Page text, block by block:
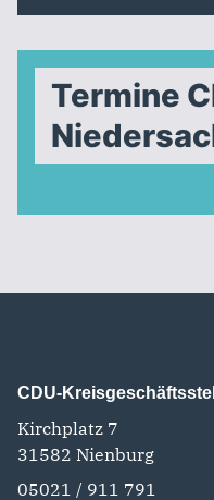
Termine
CDU-
Kirchplatz 7
31582 Nienburg
05021 / 911 791